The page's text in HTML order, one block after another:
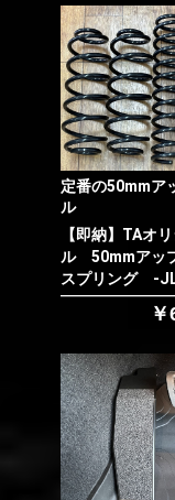
定番の50mmア
ル
【即納】TAオ
ル 50mmアッ
スプリング -